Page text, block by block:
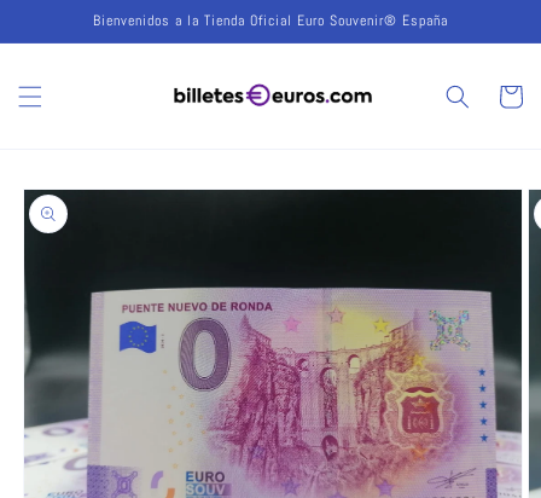
directamente
al contenido
Bienvenidos a la Tienda Oficial Euro Souvenir® España
Carrito
directamente
a la
información